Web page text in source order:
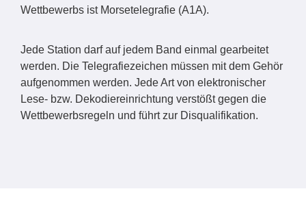
Wettbewerbs ist Morsetelegrafie (A1A).
Jede Station darf auf jedem Band einmal gearbeitet
werden. Die Telegrafiezeichen müssen mit dem Gehör
aufgenommen werden. Jede Art von elektronischer
Lese- bzw. Dekodiereinrichtung verstößt gegen die
Wettbewerbsregeln und führt zur Disqualifikation.